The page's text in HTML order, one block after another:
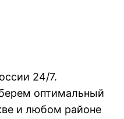
24/7.
оптимальный
и любом районе